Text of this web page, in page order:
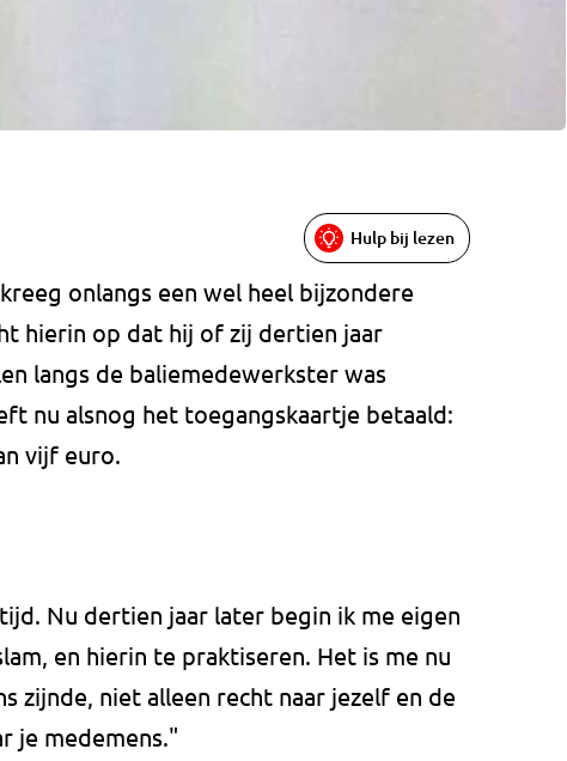
Hulp bij lezen
onlangs een wel heel bijzondere
hierin op dat hij of zij dertien jaar
langs de baliemedewerkster was
nu alsnog het toegangskaartje betaald:
vijf euro.
Nu dertien jaar later begin ik me eigen
en hierin te praktiseren. Het is me nu
zijnde, niet alleen recht naar jezelf en de
je medemens."